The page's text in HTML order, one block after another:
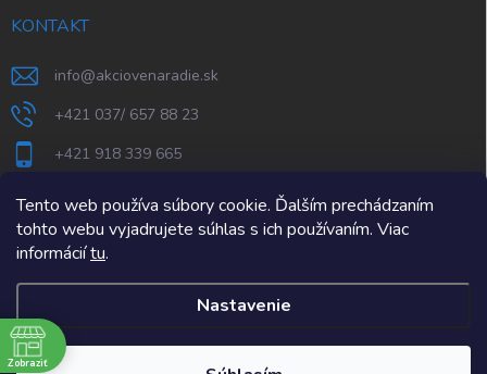
Tento web používa súbory cookie. Ďalším prechádzaním
tohto webu vyjadrujete súhlas s ich používaním. Viac
informáciítu.
Nastavenie
KONTAKT
info@akciovenaradie.sk
+421 037/ 657 88 23
+421 918 339 665
STEPS Nitra
AkcioveNaradie.sk
Zobraziť